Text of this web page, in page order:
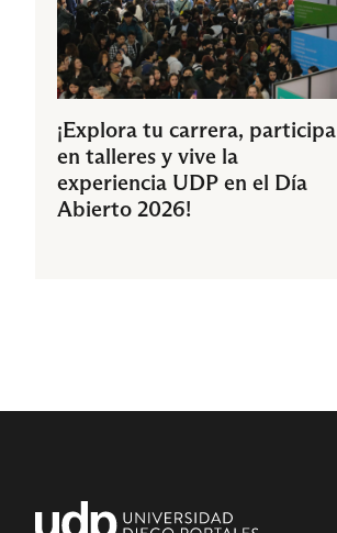
¡Explora tu carrera, participa
en talleres y vive la
experiencia UDP en el Día
Abierto 2026!